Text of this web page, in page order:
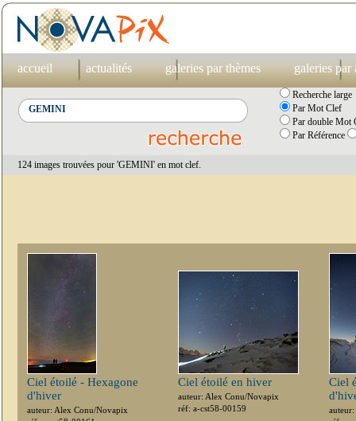
accueil actualités galeries par thèmes galeries par
Recherche large
Par Mot Clef
Par double Mot
Par Référence
124 images trouvées pour 'GEMINI' en mot clef.
Ciel étoilé - Hexagone
d'hiver
auteur: Alex Conu/Novapix
Ciel étoilé en hiver
auteur: Alex Conu/Novapix
réf: a-cst58-00159
Ciel